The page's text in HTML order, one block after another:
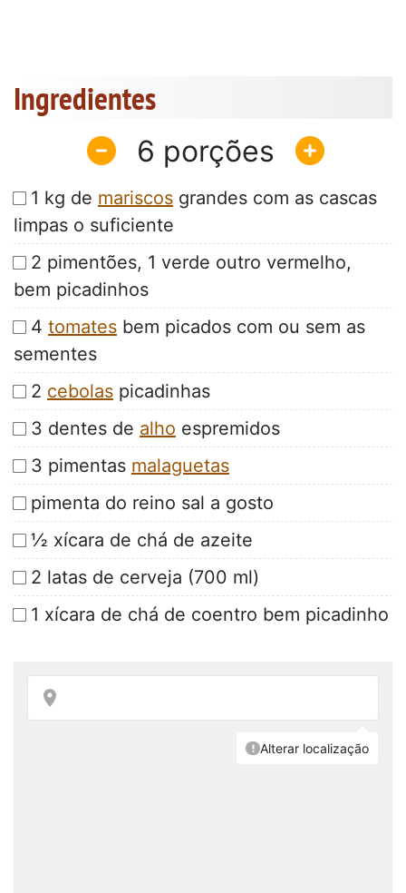
Ingredientes
6
1 kg de mariscos grandes com as cascas
limpas o suficiente
2 pimentões, 1 verde outro vermelho,
bem picadinhos
4 tomates bem picados com ou sem as
sementes
2 cebolas picadinhas
3 dentes de alho espremidos
3 pimentas malaguetas
pimenta do reino sal a gosto
½ xícara de chá de azeite
2 latas de cerveja (700 ml)
1 xícara de chá de coentro bem picadinho